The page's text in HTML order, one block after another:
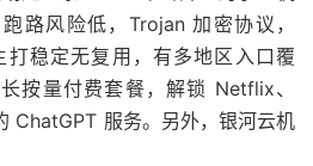
路风险低，Trojan 加密协议，
打稳定无复用，有多地区入口覆
按量付费套餐，解锁 Netflix、
ChatGPT 服务。另外，银河云机